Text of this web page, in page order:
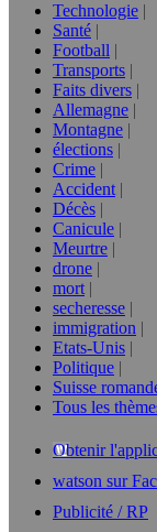
Technologie
Santé
Football
Transports
Faits divers
Allemagne
Montagne
élections
Crime
Accident
Décès
Canicule
Meurtre
drone
mort
secheresse
immigration
Etats-Unis
Politique
Suisse
Tous les
Obtenir
watson sur
Publicité / RP